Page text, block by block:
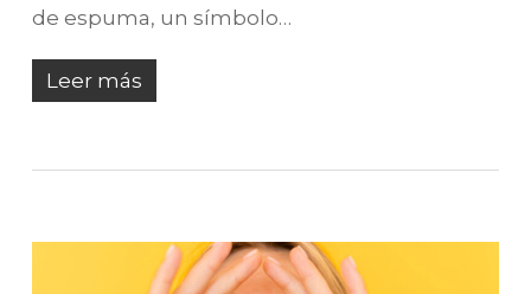
de espuma, un símbolo…
Leer más